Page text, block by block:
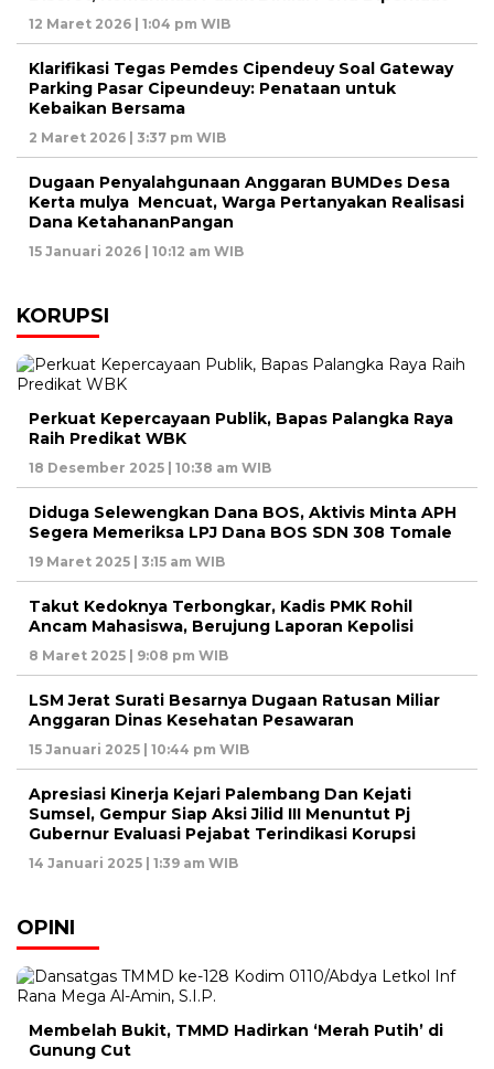
12 Maret 2026 | 1:04 pm WIB
Klarifikasi Tegas Pemdes Cipendeuy Soal Gateway
Parking Pasar Cipeundeuy: Penataan untuk
Kebaikan Bersama
2 Maret 2026 | 3:37 pm WIB
Dugaan Penyalahgunaan Anggaran BUMDes Desa
Kerta mulya Mencuat, Warga Pertanyakan Realisasi
Dana KetahananPangan
15 Januari 2026 | 10:12 am WIB
KORUPSI
Perkuat Kepercayaan Publik, Bapas Palangka Raya
Raih Predikat WBK
18 Desember 2025 | 10:38 am WIB
Diduga Selewengkan Dana BOS, Aktivis Minta APH
Segera Memeriksa LPJ Dana BOS SDN 308 Tomale
19 Maret 2025 | 3:15 am WIB
Takut Kedoknya Terbongkar, Kadis PMK Rohil
Ancam Mahasiswa, Berujung Laporan Kepolisi
8 Maret 2025 | 9:08 pm WIB
LSM Jerat Surati Besarnya Dugaan Ratusan Miliar
Anggaran Dinas Kesehatan Pesawaran
15 Januari 2025 | 10:44 pm WIB
Apresiasi Kinerja Kejari Palembang Dan Kejati
Sumsel, Gempur Siap Aksi Jilid III Menuntut Pj
Gubernur Evaluasi Pejabat Terindikasi Korupsi
14 Januari 2025 | 1:39 am WIB
OPINI
Membelah Bukit, TMMD Hadirkan ‘Merah Putih’ di
Gunung Cut